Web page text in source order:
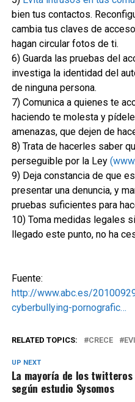
bien tus contactos.
cambia tus claves de
hagan circular fotos de ti.
6) Guarda las pruebas del
investiga la identidad del
de ninguna persona.
7) Comunica a quienes te
haciendo te molesta y
amenazas, que dejen de
8) Trata de hacerles saber
perseguible por la Ley
9) Deja constancia de que
presentar una denuncia, y
pruebas suficientes para
10) Toma medidas legales
llegado este punto, no ha
Fuente:
http://www.abc.es/
cyberbullying-pornografic…
RELATED TOPICS: CRECE
UP NEXT
La mayoría de los
según estudio Sysomos